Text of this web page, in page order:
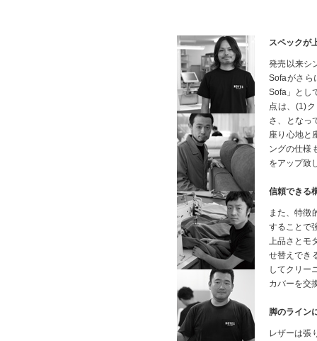
スペックが
発売以来シ
Sofaがさら
Sofa」とし
点は、(1)
さ、となっ
座り心地と
ングの仕様
をアップ致
信頼できる
また、特徴
することで
上品さとモ
せ替えでき
してクリー
カバーを交
脚のライン
レザーは張